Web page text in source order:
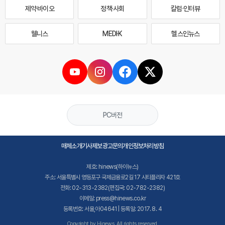
제약·바이오 정책·사회 칼럼·인터뷰
웰니스 MEDI·K 헬스인뉴스
PC버전
매체소개기사제보광고문의개인정보처리방침
제호: hinews(하이뉴스)
주소: 서울특별시 영등포구 국제금융로2길 17 시티플라자 421호
전화: 02-313-2382(편집국: 02-782-2382)
이메일: press@hinews.co.kr
등록번호: 서울,아04641 | 등록일: 2017. 8. 4
Copyright by Hinews. All rights reserved.